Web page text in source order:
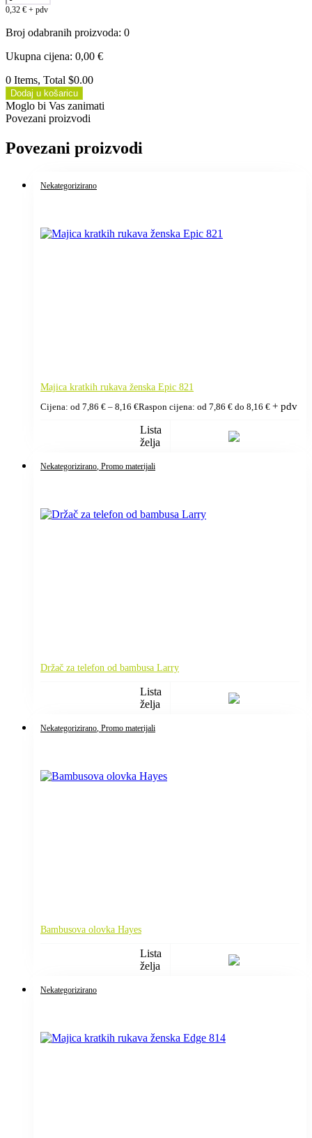
0,32 € + pdv
Broj odabranih proizvoda: 0
Ukupna cijena: 0,00 €
0 Items, Total $0.00
Dodaj u košaricu
Moglo bi Vas zanimati
Povezani proizvodi
Povezani proizvodi
Nekategorizirano
Majica kratkih rukava ženska Epic 821
Cijena: od 7,86 € – 8,16 €Raspon cijena: od 7,86 € do 8,16 € + pdv
Lista
želja
Nekategorizirano , Promo materijali
Držač za telefon od bambusa Larry
Lista
želja
Nekategorizirano , Promo materijali
Bambusova olovka Hayes
Lista
želja
Nekategorizirano